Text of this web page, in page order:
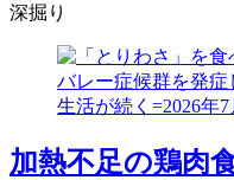
深掘り
加熱不足の鶏肉